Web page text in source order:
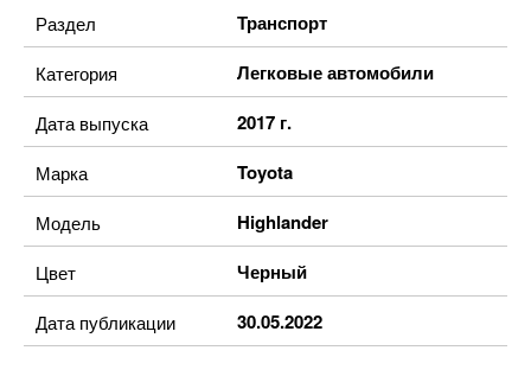
Раздел Транспорт
Категория Легковые автомобили
Дата выпуска 2017 г.
Марка Toyota
Модель Highlander
Цвет Черный
Дата публикации 30.05.2022